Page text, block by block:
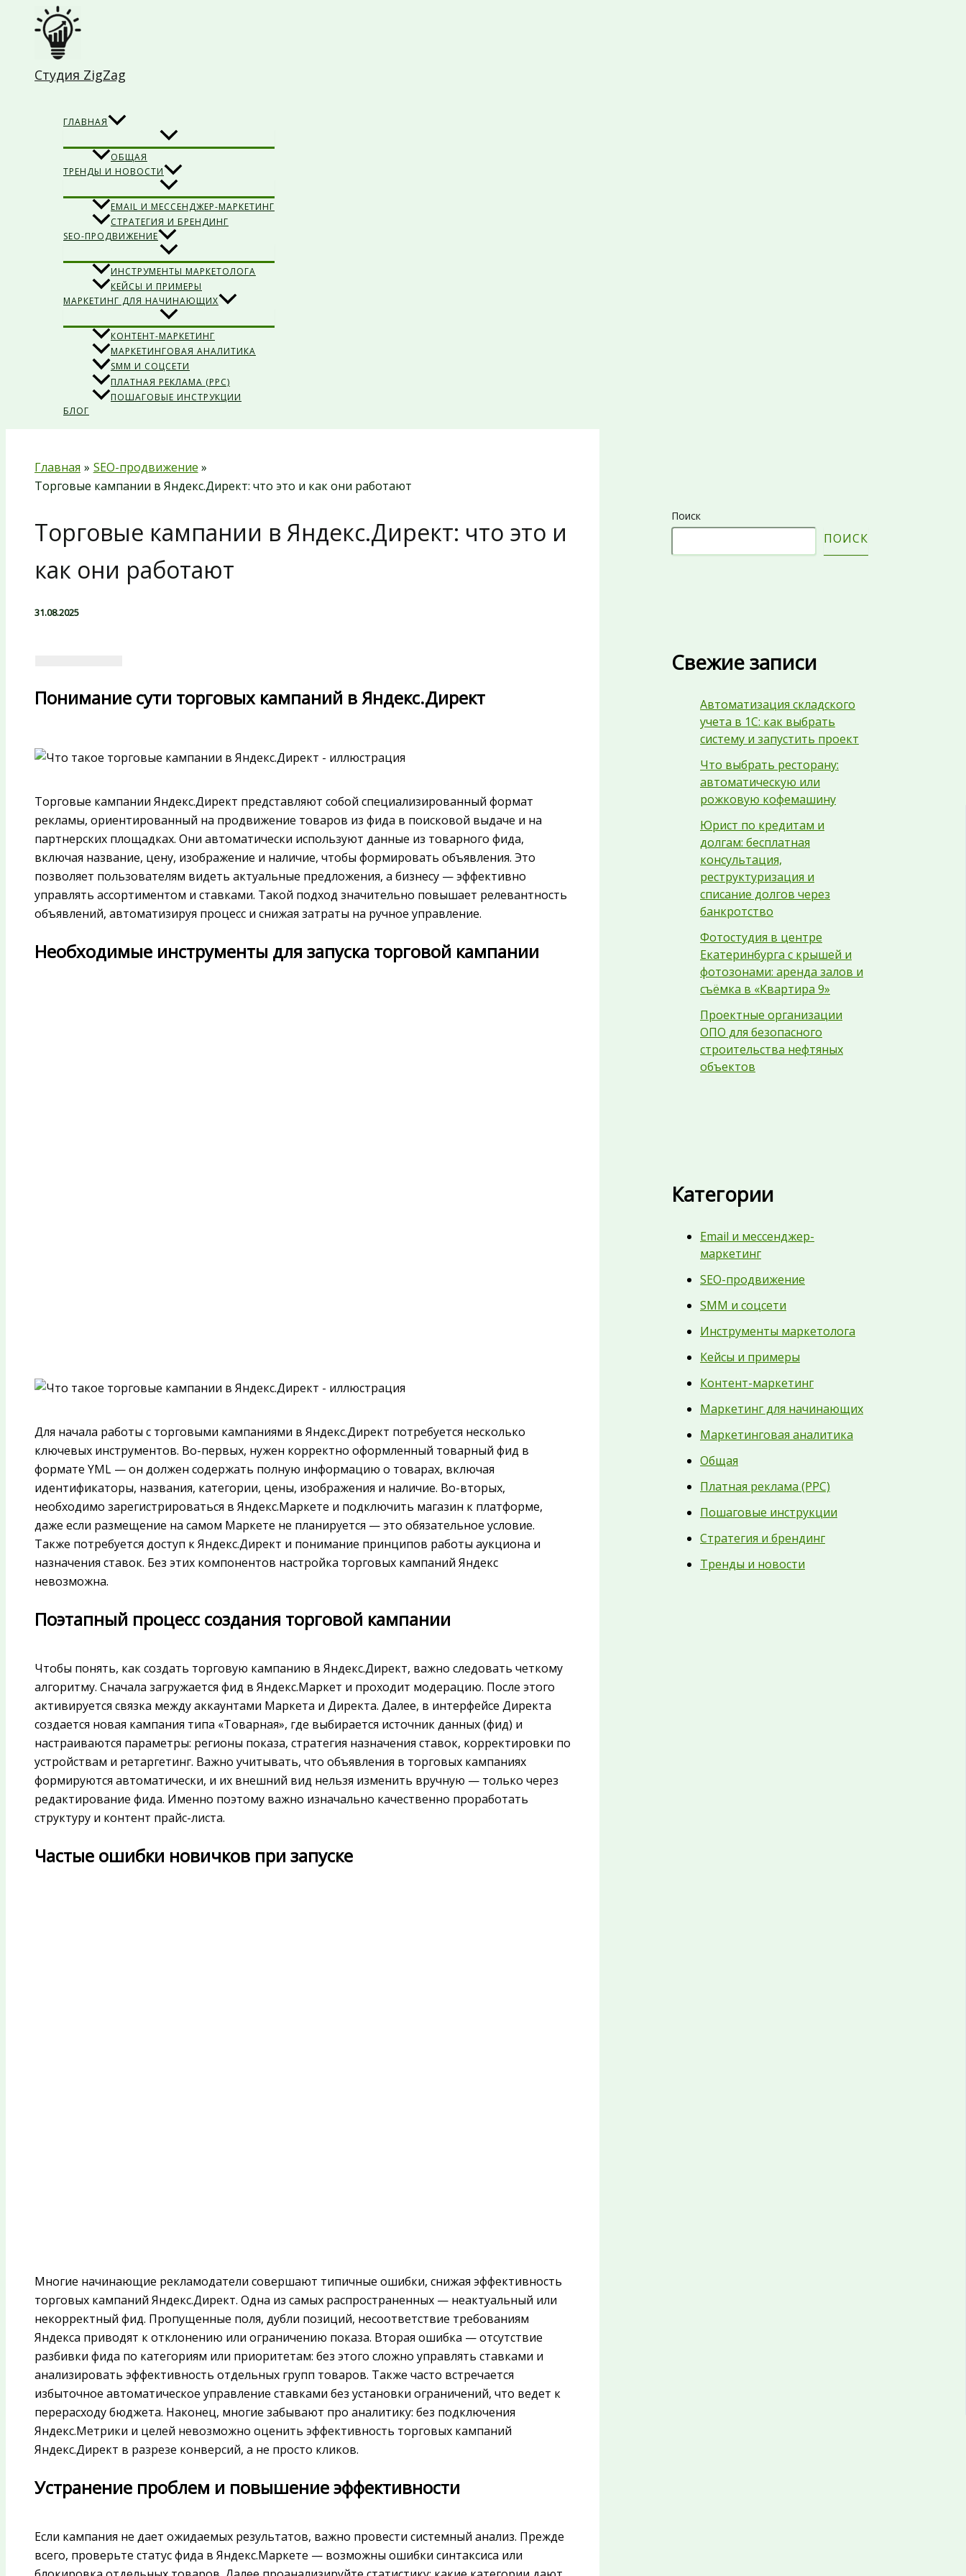
Перейти
содержимому
Студия ZigZag
ГЛАВНАЯ
ОБЩАЯ
ТРЕНДЫ И НОВОСТИ
EMAIL И МЕССЕНДЖЕР-МАРКЕТИНГ
СТРАТЕГИЯ И БРЕНДИНГ
SEO-ПРОДВИЖЕНИЕ
ИНСТРУМЕНТЫ МАРКЕТОЛОГА
КЕЙСЫ И ПРИМЕРЫ
МАРКЕТИНГ ДЛЯ НАЧИНАЮЩИХ
КОНТЕНТ-МАРКЕТИНГ
МАРКЕТИНГОВАЯ АНАЛИТИКА
SMM И СОЦСЕТИ
ПЛАТНАЯ РЕКЛАМА (PPC)
ПОШАГОВЫЕ ИНСТРУКЦИИ
БЛОГ
Главная
SEO-продвижение
Торговые кампании в Яндекс.Директ: что это и как они работают
Торговые кампании в Яндекс.Директ: что это и
как они работают
31.08.2025
Понимание сути торговых кампаний в Яндекс.Директ
Торговые кампании Яндекс.Директ представляют собой специализированный формат
рекламы, ориентированный на продвижение товаров из фида в поисковой выдаче и на
партнерских площадках. Они автоматически используют данные из товарного фида,
включая название, цену, изображение и наличие, чтобы формировать объявления. Это
позволяет пользователям видеть актуальные предложения, а бизнесу — эффективно
управлять ассортиментом и ставками. Такой подход значительно повышает релевантность
объявлений, автоматизируя процесс и снижая затраты на ручное управление.
Необходимые инструменты для запуска торговой кампании
Для начала работы с торговыми кампаниями в Яндекс.Директ потребуется несколько
ключевых инструментов. Во-первых, нужен корректно оформленный товарный фид в
формате YML — он должен содержать полную информацию о товарах, включая
идентификаторы, названия, категории, цены, изображения и наличие. Во-вторых,
необходимо зарегистрироваться в Яндекс.Маркете и подключить магазин к платформе,
даже если размещение на самом Маркете не планируется — это обязательное условие.
Также потребуется доступ к Яндекс.Директ и понимание принципов работы аукциона и
назначения ставок. Без этих компонентов настройка торговых кампаний Яндекс
невозможна.
Поэтапный процесс создания торговой кампании
Чтобы понять, как создать торговую кампанию в Яндекс.Директ, важно следовать четкому
алгоритму. Сначала загружается фид в Яндекс.Маркет и проходит модерацию. После этого
активируется связка между аккаунтами Маркета и Директа. Далее, в интерфейсе Директа
создается новая кампания типа «Товарная», где выбирается источник данных (фид) и
настраиваются параметры: регионы показа, стратегия назначения ставок, корректировки по
устройствам и ретаргетинг. Важно учитывать, что объявления в торговых кампаниях
формируются автоматически, и их внешний вид нельзя изменить вручную — только через
редактирование фида. Именно поэтому важно изначально качественно проработать
структуру и контент прайс-листа.
Частые ошибки новичков при запуске
Многие начинающие рекламодатели совершают типичные ошибки, снижая эффективность
торговых кампаний Яндекс.Директ. Одна из самых распространенных — неактуальный или
некорректный фид. Пропущенные поля, дубли позиций, несоответствие требованиям
Яндекса приводят к отклонению или ограничению показа. Вторая ошибка — отсутствие
разбивки фида по категориям или приоритетам: без этого сложно управлять ставками и
анализировать эффективность отдельных групп товаров. Также часто встречается
избыточное автоматическое управление ставками без установки ограничений, что ведет к
перерасходу бюджета. Наконец, многие забывают про аналитику: без подключения
Яндекс.Метрики и целей невозможно оценить эффективность торговых кампаний
Яндекс.Директ в разрезе конверсий, а не просто кликов.
Устранение проблем и повышение эффективности
Если кампания не дает ожидаемых результатов, важно провести системный анализ. Прежде
всего, проверьте статус фида в Яндекс.Маркете — возможны ошибки синтаксиса или
Поиск
ПОИСК
Свежие записи
Автоматизация складского
учета в 1С: как выбрать
систему и запустить проект
Что выбрать ресторану:
автоматическую или
рожковую кофемашину
Юрист по кредитам и
долгам: бесплатная
консультация,
реструктуризация и
списание долгов через
банкротство
Фотостудия в центре
Екатеринбурга с крышей и
фотозонами: аренда залов и
съёмка в «Квартира 9»
Проектные организации
ОПО для безопасного
строительства нефтяных
объектов
Категории
Email и мессенджер-
маркетинг
SEO-продвижение
SMM и соцсети
Инструменты маркетолога
Кейсы и примеры
Контент-маркетинг
Маркетинг для начинающих
Маркетинговая аналитика
Общая
Платная реклама (PPC)
Пошаговые инструкции
Стратегия и брендинг
Тренды и новости